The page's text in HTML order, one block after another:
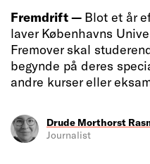
Fremdrift — Blot et år
laver Københavns
Fremover skal
begynde på deres
andre kurser eller
Drude Morthorst
Journalist